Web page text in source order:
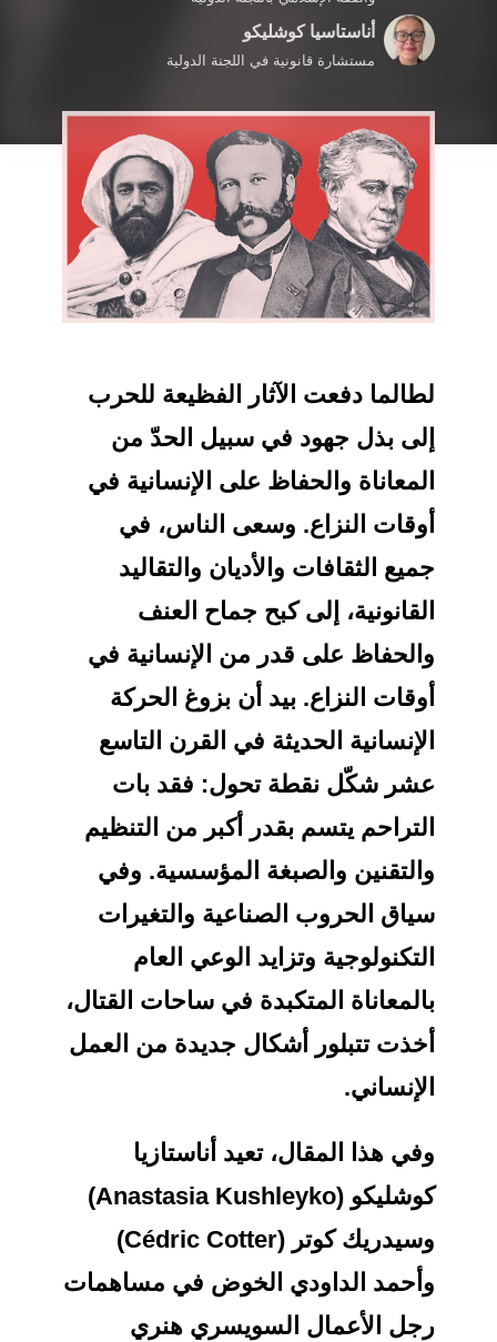
أناستاسيا كوشليكو
مستشارة قانونية في اللجنة الدولية
دفعت الآثار الفظيعة للحرب
بذل جهود في سبيل الحدّ من
والحفاظ على الإنسانية في
النزاع. وسعى الناس، في
الثقافات والأديان والتقاليد
إلى كبح جماح العنف
على قدر من الإنسانية في
النزاع. بيد أن بزوغ الحركة
الحديثة في القرن التاسع
شكّل نقطة تحول: فقد بات
يتسم بقدر أكبر من التنظيم
والصبغة المؤسسية. وفي
الحروب الصناعية والتغيرات
وتزايد الوعي العام
المتكبدة في ساحات القتال،
تتبلور أشكال جديدة من العمل
هذا المقال، تعيد أناستازيا
كوشليكو (Anastasia Kushleyko)
وسيدريك كوتر (Cédric Cotter)
الداودي الخوض في مساهمات
الأعمال السويسري هنري